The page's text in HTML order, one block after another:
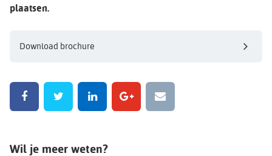
plaatsen.
Download brochure
Wil je meer weten?